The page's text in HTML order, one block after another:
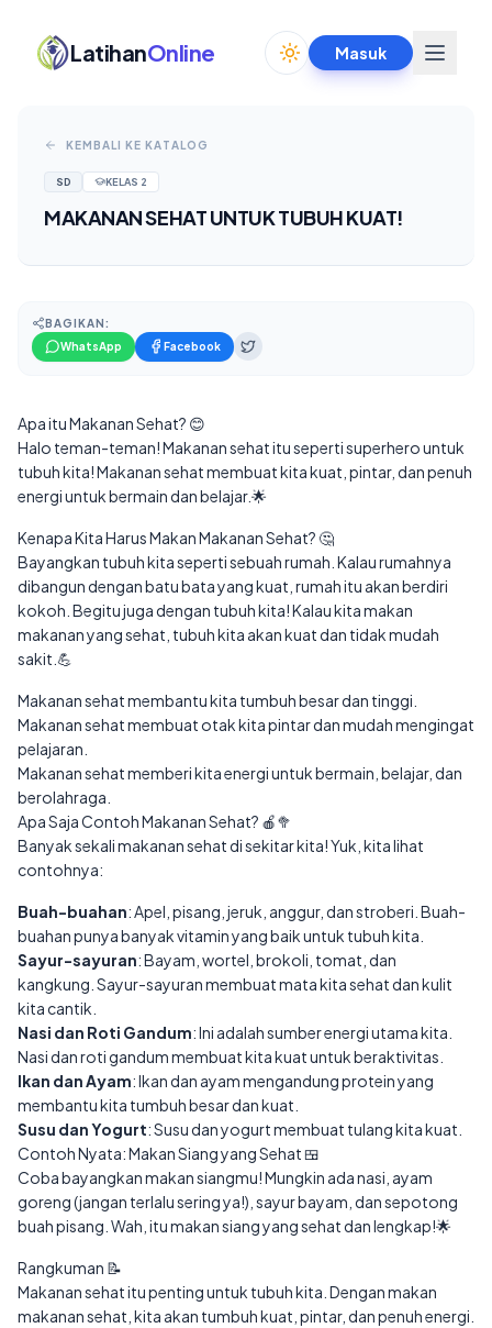
LatihanOnline Toggle theme
Masuk
KEMBALI KE KATALOG
SD KELAS 2
MAKANAN SEHAT UNTUK TUBUH KUAT!
BAGIKAN:
WhatsApp
Facebook
Apa itu Makanan Sehat? 😊
Halo teman-teman! Makanan sehat itu seperti superhero untuk
tubuh kita! Makanan sehat membuat kita kuat, pintar, dan penuh
energi untuk bermain dan belajar.🌟
Kenapa Kita Harus Makan Makanan Sehat? 🤔
Bayangkan tubuh kita seperti sebuah rumah. Kalau rumahnya
dibangun dengan batu bata yang kuat, rumah itu akan berdiri
kokoh. Begitu juga dengan tubuh kita! Kalau kita makan
makanan yang sehat, tubuh kita akan kuat dan tidak mudah
sakit.💪
Makanan sehat membantu kita tumbuh besar dan tinggi.
Makanan sehat membuat otak kita pintar dan mudah mengingat
pelajaran.
Makanan sehat memberi kita energi untuk bermain, belajar, dan
berolahraga.
Apa Saja Contoh Makanan Sehat? 🍎🥦
Banyak sekali makanan sehat di sekitar kita! Yuk, kita lihat
contohnya:
Buah-buahan: Apel, pisang, jeruk, anggur, dan stroberi. Buah-
buahan punya banyak vitamin yang baik untuk tubuh kita.
Sayur-sayuran: Bayam, wortel, brokoli, tomat, dan
kangkung. Sayur-sayuran membuat mata kita sehat dan kulit
kita cantik.
Nasi dan Roti Gandum: Ini adalah sumber energi utama kita.
Nasi dan roti gandum membuat kita kuat untuk beraktivitas.
Ikan dan Ayam: Ikan dan ayam mengandung protein yang
membantu kita tumbuh besar dan kuat.
Susu dan Yogurt: Susu dan yogurt membuat tulang kita kuat.
Contoh Nyata: Makan Siang yang Sehat 🍱
Coba bayangkan makan siangmu! Mungkin ada nasi, ayam
goreng (jangan terlalu sering ya!), sayur bayam, dan sepotong
buah pisang. Wah, itu makan siang yang sehat dan lengkap!🌟
Rangkuman 📝
Makanan sehat itu penting untuk tubuh kita. Dengan makan
makanan sehat, kita akan tumbuh kuat, pintar, dan penuh energi.